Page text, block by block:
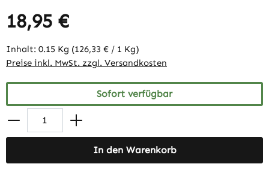
18,95 €
Inhalt: 0.15 Kg (126,33 € / 1 Kg)
Preise inkl. MwSt. zzgl. Versandkosten
Sofort verfügbar
In den Warenkorb